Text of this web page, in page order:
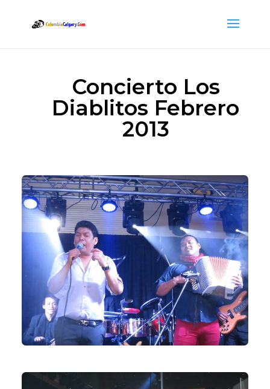
Concierto Los
Diablitos Febrero
2013